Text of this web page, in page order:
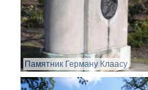
Памятник Герману Клаасу